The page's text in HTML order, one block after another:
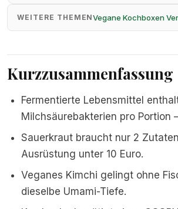
WEITERE THEMENVegane Kochboxen
Kurzzusammenfassung
Fermentierte Lebensmittel
Milchsäurebakterien pro Portion
Sauerkraut braucht nur 2
Ausrüstung unter 10 Euro.
Veganes Kimchi gelingt ohne
dieselbe Umami-Tiefe.